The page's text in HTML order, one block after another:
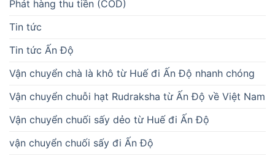
vận chuyển chuối sấy đi Ấn Độ
Vận chuyển đậu gà khô từ Ấn Độ về Việt Nam
vận chuyển gấu bông đi ấn độ
Vận chuyển hạt dẻ cười đến Ấn Độ nhanh chóng
Vận chuyển hoa atiso khô đến Ấn Độ nhanh chóng
Vận chuyển hồng treo gió sang Ấn Độ cùng India post
Vận chuyển kẹo dừa đi Ấn Độ